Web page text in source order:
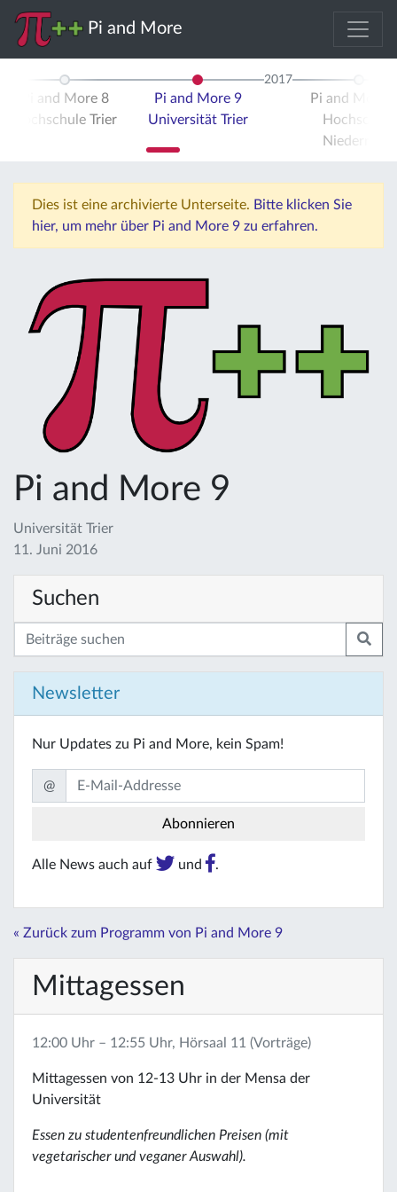
Pi and More
Pi and More 8
Hochschule Trier
Pi and More 9
Universität Trier
2017
Pi and More
Hochschule
Niederrhein
Dies ist eine archivierte Unterseite. Bitte klicken Sie
hier, um mehr über Pi and More 9 zu erfahren.
Pi and More 9
Universität Trier
11. Juni 2016
Suchen
Newsletter
Nur Updates zu Pi and More, kein Spam!
@
Alle News auch auf und .
« Zurück zum Programm von Pi and More 9
Mittagessen
12:00 Uhr – 12:55 Uhr, Hörsaal 11 (Vorträge)
Mittagessen von 12-13 Uhr in der Mensa der
Universität
Essen zu studentenfreundlichen Preisen (mit
vegetarischer und veganer Auswahl).